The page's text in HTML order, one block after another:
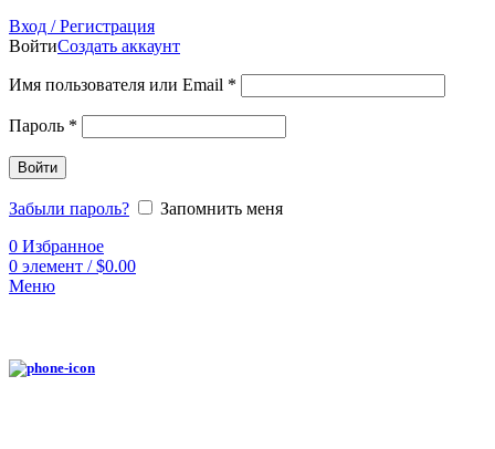
Вход / Регистрация
ВойтиСоздать аккаунт
Имя пользователя или Email *
Пароль *
Войти
Забыли пароль?
Запомнить меня
0 Избранное
0 элемент / $0.00
Меню